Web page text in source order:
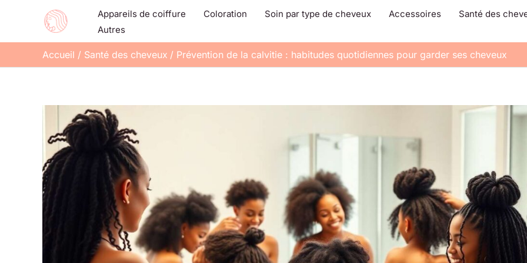
contenu
Appareils de coiffure Coloration Soin par type de cheveux Accessoires
Santé des
Autres
Accueil Santé des cheveux Prévention de la calvitie : habitudes quotidiennes pour garder ses cheveux